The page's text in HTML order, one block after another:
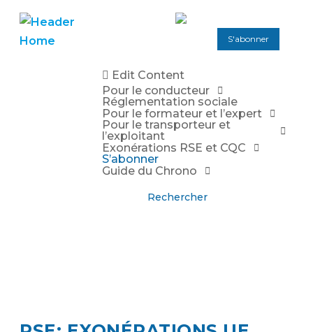
S'abonner
Edit Content
Pour le conducteur
Réglementation sociale
Pour le formateur et l’expert
Pour le transporteur et
l’exploitant
Exonérations RSE et CQC
S’abonner
Guide du Chrono
Rechercher